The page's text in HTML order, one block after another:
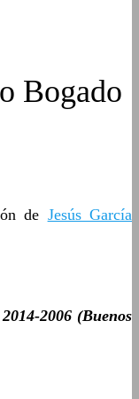
Bogado
de Jesús García
2006 (Buenos